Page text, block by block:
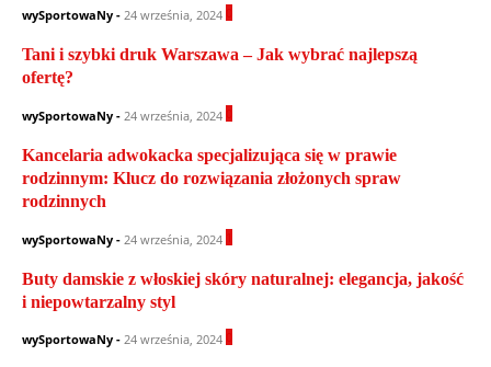
wySportowaNy - 24 września, 2024
Tani i szybki druk Warszawa – Jak wybrać najlepszą
ofertę?
wySportowaNy - 24 września, 2024
Kancelaria adwokacka specjalizująca się w prawie
rodzinnym: Klucz do rozwiązania złożonych spraw
rodzinnych
wySportowaNy - 24 września, 2024
Buty damskie z włoskiej skóry naturalnej: elegancja, jakość
i niepowtarzalny styl
wySportowaNy - 24 września, 2024